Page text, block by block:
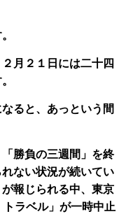
月２１日には二十四
ると、あっという間
勝負の三週間」を終
ない状況が続いてい
報じられる中、東京
ラベル」が一時中止